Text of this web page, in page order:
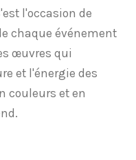
l'occasion de
chaque événement
œuvres qui
et l'énergie des
couleurs et en